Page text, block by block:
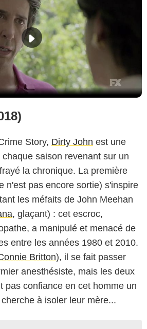
Story, Dirty John est une
saison revenant sur un
la chronique. La première
n'est pas encore sortie) s'inspire
les méfaits de John Meehan
, glaçant) : cet escroc,
a manipulé et menacé de
entre les années 1980 et 2010.
Britton), il se fait passer
anesthésiste, mais les deux
pas confiance en cet homme un
à isoler leur mère...